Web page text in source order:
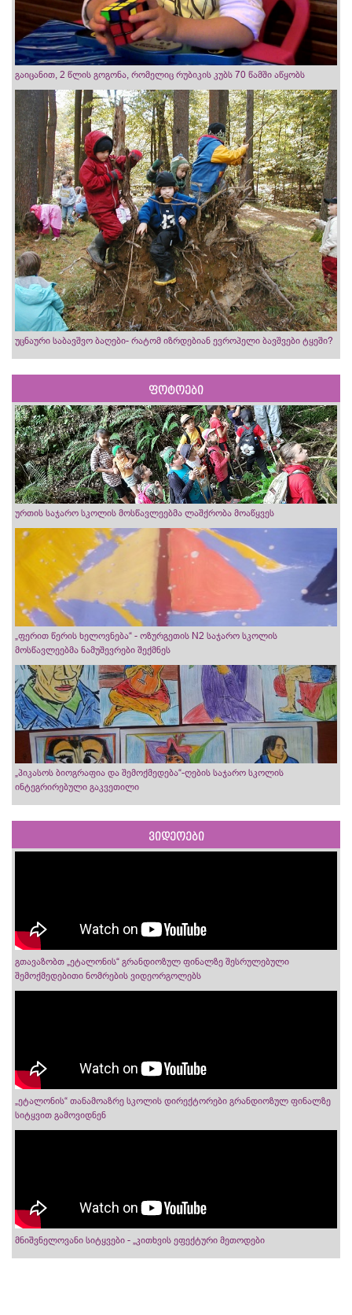
გაიცანით, 2 წლის გოგონა, რომელიც რუბიკის კუბს 70 წამში აწყობს
უცნაური საბავშვო ბაღები- რატომ იზრდებიან ევროპელი ბავშვები ტყეში?
ფოტოები
ურთის საჯარო სკოლის მოსწავლეებმა ლაშქრობა მოაწყვეს
„ფერით წერის ხელოვნება“ - ოზურგეთის N2 საჯარო სკოლის
მოსწავლეებმა ნამუშევრები შექმნეს
„პიკასოს ბიოგრაფია და შემოქმედება“-ღების საჯარო სკოლის
ინტეგრირებული გაკვეთილი
ვიდეოები
გთავაზობთ „ეტალონის“ გრანდიოზულ ფინალზე შესრულებული
შემოქმედებითი ნომრების ვიდეორგოლებს
„ეტალონის“ თანამოაზრე სკოლის დირექტორები გრანდიოზულ ფინალზე
სიტყვით გამოვიდნენ
მნიშვნელოვანი სიტყვები - „კითხვის ეფექტური მეთოდები